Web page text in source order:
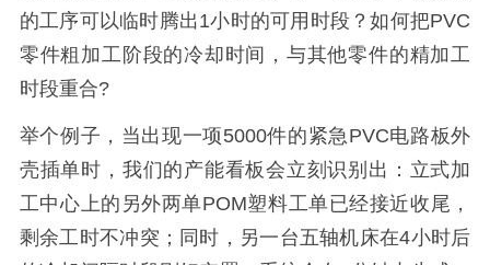
的工序可以临时腾出1小时的可用时段？如何把PVC
零件粗加工阶段的冷却时间，与其他零件的精加工
时段重合?
举个例子，当出现一项5000件的紧急PVC电路板外
壳插单时，我们的产能看板会立刻识别出：立式加
工中心上的另外两单POM塑料工单已经接近收尾，
剩余工时不冲突；同时，另一台五轴机床在4小时后